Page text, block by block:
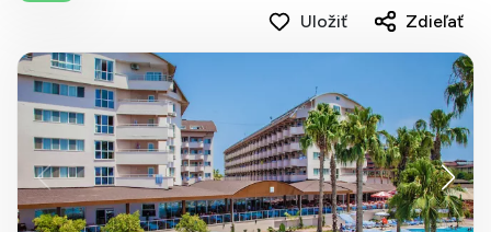
Uložiť
Zdieľať